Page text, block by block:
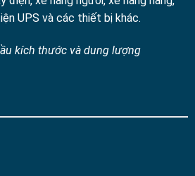
UPS và các thiết bị khác.
kích thước và dung lượng